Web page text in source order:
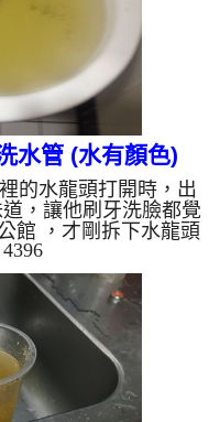
水管 (水有顏色)
的水龍頭打開時，出
，讓他刷牙洗臉都覺
館 ，才剛拆下水龍頭
其他沉積物，本公司
洗水管 ，髒水一直從
沉積物，如下圖及影
了數次，髒水內
小時後，出水量變
。 清洗水管, 水管清
, 熱水忽冷...